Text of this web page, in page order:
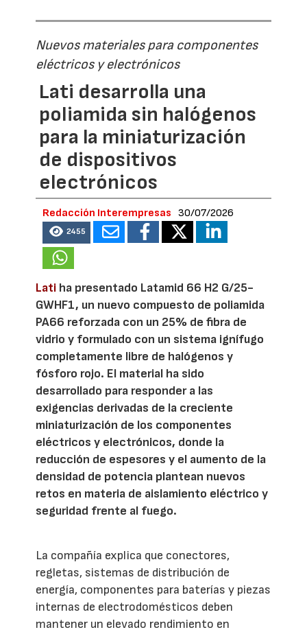
Nuevos materiales para componentes
eléctricos y electrónicos
Lati desarrolla una
poliamida sin halógenos
para la miniaturización
de dispositivos
electrónicos
Redacción Interempresas 30/07/2026
2455
Lati ha presentado Latamid 66 H2 G/25-
GWHF1, un nuevo compuesto de poliamida
PA66 reforzada con un 25% de fibra de
vidrio y formulado con un sistema ignífugo
completamente libre de halógenos y
fósforo rojo. El material ha sido
desarrollado para responder a las
exigencias derivadas de la creciente
miniaturización de los componentes
eléctricos y electrónicos, donde la
reducción de espesores y el aumento de la
densidad de potencia plantean nuevos
retos en materia de aislamiento eléctrico y
seguridad frente al fuego.
La compañía explica que conectores,
regletas, sistemas de distribución de
energía, componentes para baterías y piezas
internas de electrodomésticos deben
mantener un elevado rendimiento en